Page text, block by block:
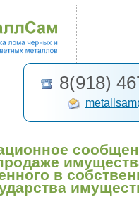
8(918)
в